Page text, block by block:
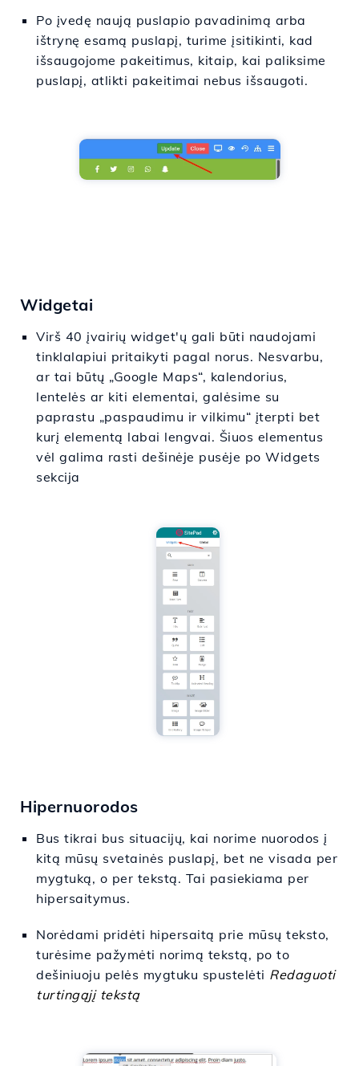
Po įvedę naują puslapio pavadinimą arba
ištrynę esamą puslapį, turime įsitikinti, kad
išsaugojome pakeitimus, kitaip, kai paliksime
puslapį, atlikti pakeitimai nebus išsaugoti.
Widgetai
Virš 40 įvairių widget'ų gali būti naudojami
tinklalapiui pritaikyti pagal norus. Nesvarbu,
ar tai būtų „Google Maps“, kalendorius,
lentelės ar kiti elementai, galėsime su
paprastu „paspaudimu ir vilkimu“ įterpti bet
kurį elementą labai lengvai. Šiuos elementus
vėl galima rasti dešinėje pusėje po Widgets
sekcija
Hipernuorodos
Bus tikrai bus situacijų, kai norime nuorodos į
kitą mūsų svetainės puslapį, bet ne visada per
mygtuką, o per tekstą. Tai pasiekiama per
hipersaitymus.
Norėdami pridėti hipersaitą prie mūsų teksto,
turėsime pažymėti norimą tekstą, po to
dešiniuoju pelės mygtuku spustelėti Redaguoti
turtingąjį tekstą